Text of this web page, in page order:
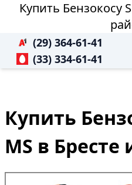
Купить Бензокосу
(29) 364-61-41
(33) 334-61-41
Купить
MS в Бресте